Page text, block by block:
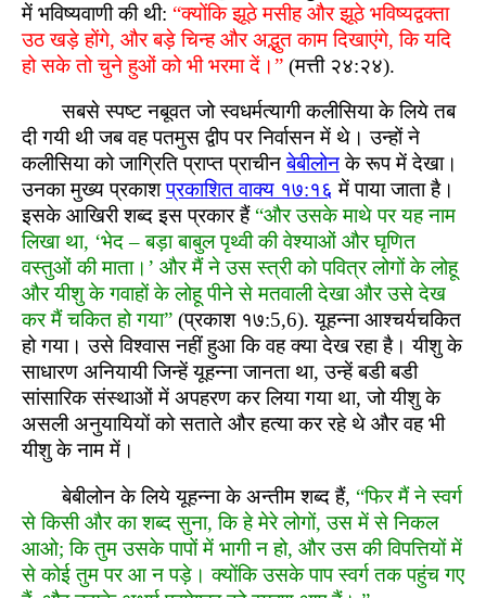
में भविष्यवाणी की थी: “क्योंकि झूठे मसीह और झूठे भविष्यद्वक्ता
उठ खड़े होंगे, और बड़े चिन्ह और अद्भुत काम दिखाएंगे, कि यदि
हो सके तो चुने हुओं को भी भरमा दें।” (मत्ती २४:२४).
सबसे स्पष्ट नबूवत जो स्वधर्मत्यागी कलीसिया के लिये तब
दी गयी थी जब वह पतमुस द्वीप पर निर्वासन में थे। उन्हों ने
कलीसिया को जाग्रिति प्राप्त प्राचीनबेबीलोनके रूप में देखा।
उनका मुख्य प्रकाशप्रकाशित वाक्य १७:१६ में पाया जाता है।
इसके आखिरी शब्द इस प्रकार हैं “और उसके माथे पर यह नाम
लिखा था, ‘भेद – बड़ा बाबुल पृथ्वी की वेश्याओं और घृणित
वस्तुओं की माता।’ और मैं ने उस स्त्री को पवित्र लोगों के लोहू
और यीशु के गवाहों के लोहू पीने से मतवाली देखा और उसे देख
कर मैं चकित हो गया” (प्रकाश १७:5,6). यूहन्ना आश्चर्यचकित
हो गया। उसे विश्वास नहीं हुआ कि वह क्या देख रहा है। यीशु के
साधारण अनियायी जिन्हें यूहन्ना जानता था, उन्हें बडी बडी
सांसारिक संस्थाओं में अपहरण कर लिया गया था, जो यीशु के
असली अनुयायियों को सताते और हत्या कर रहे थे और वह भी
यीशु के नाम में।
बेबीलोन के लिये यूहन्ना के अन्तीम शब्द हैं, “फिर मैं ने स्वर्ग
से किसी और का शब्द सुना, कि हे मेरे लोगों, उस में से निकल
आओ; कि तुम उसके पापों में भागी न हो, और उस की विपत्तियों में
से कोई तुम पर आ न पड़े। क्योंकि उसके पाप स्वर्ग तक पहुंच गए